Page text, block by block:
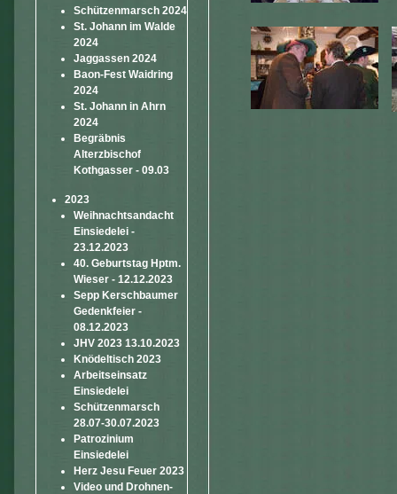
Schützenmarsch 2024
St. Johann im Walde
2024
Jaggassen 2024
Baon-Fest Waidring
2024
St. Johann in Ahrn
2024
Begräbnis
Alterzbischof
Kothgasser - 09.03
2023
Weihnachtsandacht
Einsiedelei -
23.12.2023
40. Geburtstag Hptm.
Wieser - 12.12.2023
Sepp Kerschbaumer
Gedenkfeier -
08.12.2023
JHV 2023 13.10.2023
Knödeltisch 2023
Arbeitseinsatz
Einsiedelei
Schützenmarsch
28.07-30.07.2023
Patrozinium
Einsiedelei
Herz Jesu Feuer 2023
Video und Drohnen-